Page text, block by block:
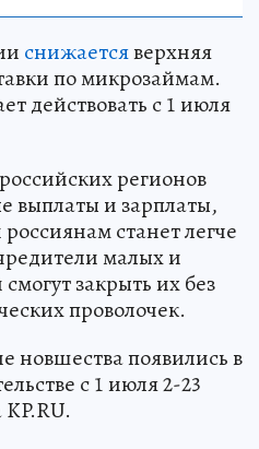
снижаетсяверхняя
по микрозаймам.
действовать с 1 июля
регионов
выплаты и зарплаты,
станет легче
малых и
закрыть их без
проволочек.
новшества появились в
с 1 июля 2-23